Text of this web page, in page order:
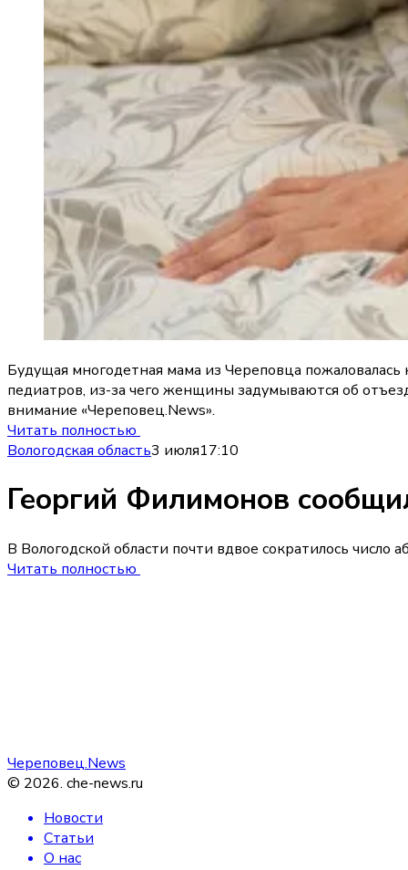
Будущая многодетная мама из Череповца
педиатров, из-за чего женщины задумываются об
внимание «Череповец.News».
Читать полностью
Вологодская область3 июля17:10
Георгий Филимонов
В Вологодской области почти вдвое сократилось
Читать полностью
Череповец.News
© 2026. che-news.ru
Новости
Статьи
О нас